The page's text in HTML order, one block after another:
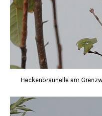
Heckenbraunelle am